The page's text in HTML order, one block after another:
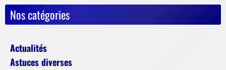
Nos catégories
Actualités
Astuces diverses